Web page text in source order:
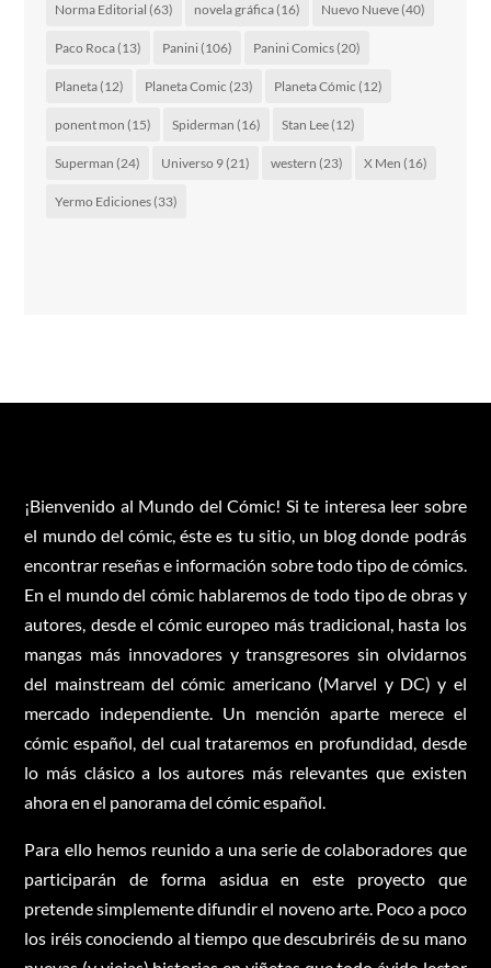
Norma Editorial (63) novela gráfica(16) Nuevo Nueve(40)
Paco Roca(13) Panini(106) Panini Comics(20)
Planeta(12) Planeta Comic (23) Planeta Cómic (12)
ponent mon (15) Spiderman (16) Stan Lee(12)
Superman (24) Universo 9(21) western (23) X Men (16)
Yermo Ediciones(33)
¡Bienvenido al Mundo del Cómic! Si te interesa leer sobre
el mundo del cómic, éste es tu sitio, un blog donde podrás
encontrar reseñas e información sobre todo tipo de cómics.
En el mundo del cómic hablaremos de todo tipo de obras y
autores, desde el cómic europeo más tradicional, hasta los
mangas más innovadores y transgresores sin olvidarnos
del mainstream del cómic americano (Marvel y DC) y el
mercado independiente. Un mención aparte merece el
cómic español, del cual trataremos en profundidad, desde
lo más clásico a los autores más relevantes que existen
ahora en el panorama del cómic español.
Para ello hemos reunido a una serie de colaboradores que
participarán de forma asidua en este proyecto que
pretende simplemente difundir el noveno arte. Poco a poco
los iréis conociendo al tiempo que descubriréis de su mano